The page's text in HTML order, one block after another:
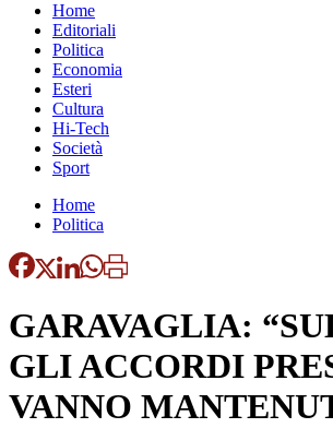
Home
Editoriali
Politica
Economia
Esteri
Cultura
Hi-Tech
Società
Sport
Home
Politica
GARAVAGLIA:
GLI ACCORDI
VANNO